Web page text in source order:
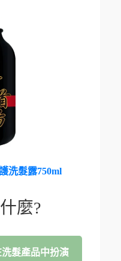
洗髮露750ml
麼?
髮產品中扮演